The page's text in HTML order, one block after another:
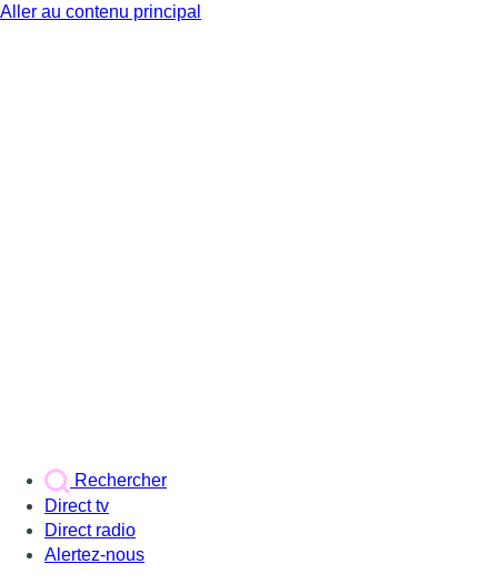
Aller au contenu principal
Rechercher
Direct tv
Direct radio
Alertez-nous